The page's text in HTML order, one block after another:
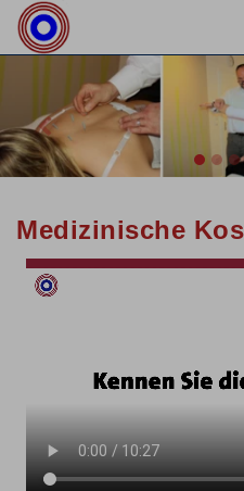
Previous
Medizinische